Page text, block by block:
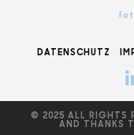
DATENSCHUTZ
© 2025 ALL RIGHTS
AND THANKS